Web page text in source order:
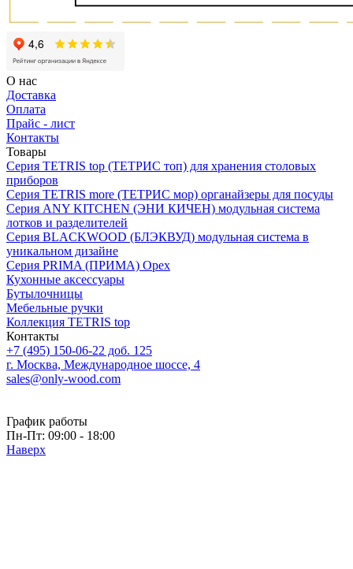
О нас
Доставка
Оплата
Прайс - лист
Контакты
Товары
Серия TETRIS top (ТЕТРИС топ) для хранения столовых
приборов
Серия TETRIS more (ТЕТРИС мор) органайзеры для посуды
Серия ANY KITCHEN (ЭНИ КИЧЕН) модульная система
лотков и разделителей
Серия BLACKWOOD (БЛЭКВУД) модульная система в
уникальном дизайне
Серия PRIMA (ПРИМА) Орех
Кухонные аксессуары
Бутылочницы
Мебельные ручки
Коллекция TETRIS top
Контакты
+7 (495) 150-06-22 доб. 125
г. Москва, Международное шоссе, 4
sales@only-wood.com
График работы
Пн-Пт: 09:00 - 18:00
Наверх